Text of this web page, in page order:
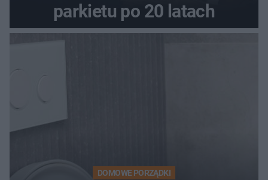
parkietu po 20 latach
DOMOWE PORZĄDKI